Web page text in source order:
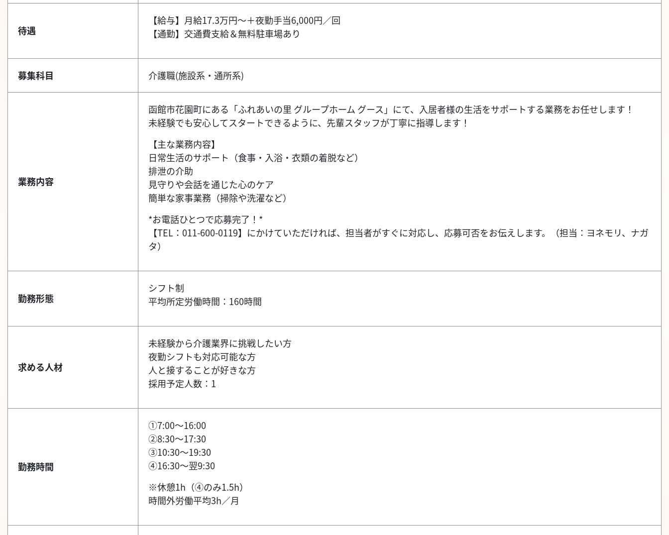
待遇
【給与】月給17.3万円～＋夜勤手当6,000円／回
【通勤】交通費支給＆無料駐車場あり
募集科目 介護職(施設系・通所系)
業務内容
函館市花園町にある「ふれあいの里 グループホーム グース」にて、入居者様の生活をサポートする業務をお任せします！
未経験でも安心してスタートできるように、先輩スタッフが丁寧に指導します！
【主な業務内容】
日常生活のサポート（食事・入浴・衣類の着脱など）
排泄の介助
見守りや会話を通じた心のケア
簡単な家事業務（掃除や洗濯など）
*お電話ひとつで応募完了！*
【TEL：011-600-0119】にかけていただければ、担当者がすぐに対応し、応募可否をお伝えします。（担当：ヨネモリ、ナガ
タ）
勤務形態
シフト制
平均所定労働時間：160時間
求める人材
未経験から介護業界に挑戦したい方
夜勤シフトも対応可能な方
人と接することが好きな方
採用予定人数：1
勤務時間
①7:00～16:00
②8:30～17:30
③10:30～19:30
④16:30～翌9:30
※休憩1h（④のみ1.5h）
時間外労働平均3h／月